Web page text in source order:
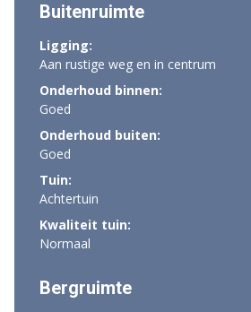
Buitenruimte
Ligging:
Aan rustige weg en in centrum
Onderhoud binnen:
Goed
Onderhoud buiten:
Goed
Tuin:
Achtertuin
Kwaliteit tuin:
Normaal
Bergruimte